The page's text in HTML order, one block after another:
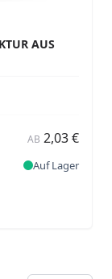
AUS
AB 2,03 €
Auf Lager